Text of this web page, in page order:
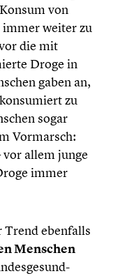
von
immer weiter zu
die mit
Droge in
gaben an,
zu
sogar
Vormarsch:
allem junge
immer
Trend ebenfalls
Menschen